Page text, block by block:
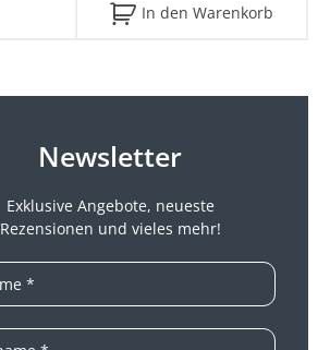
In den Warenkorb
Newsletter
Exklusive Angebote, neueste
Rezensionen und vieles mehr!